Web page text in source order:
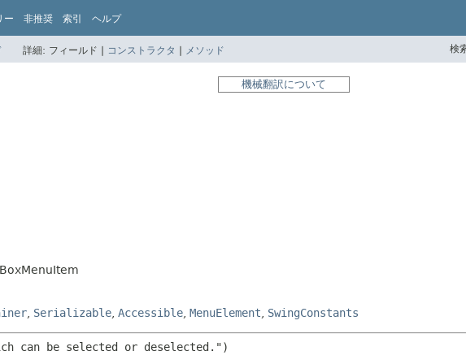
ー 非推奨 索引 ヘルプ
詳細: フィールド | コンストラクタ | メソッド 検
機械翻訳について
Serializable Accessible MenuElement SwingConstants
can be selected or deselected.")